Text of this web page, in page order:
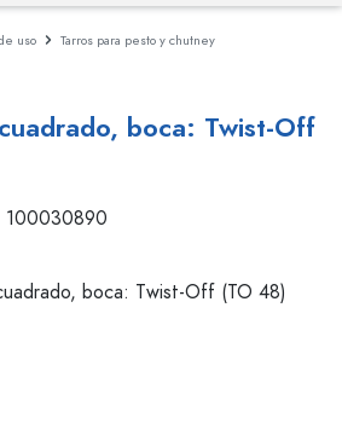
uso Tarros para pesto y chutney
boca: Twist-Off
100030890